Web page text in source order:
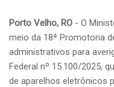
Porto Velho, RO - O
meio da 18ª Promotoria
administrativos para
Federal nº 15.100/2025,
de aparelhos eletrônicos